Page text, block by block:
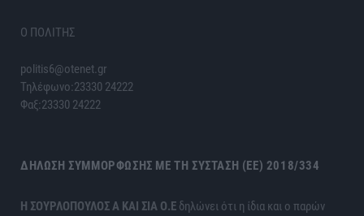
Ο ΠΟΛΙΤΗΣ
politis6@otenet.gr
Τηλέφωνο:23330 24222
Φαξ:23330 24222
ΔΉΛΩΣΗ ΣΥΜΜΌΡΦΩΣΗΣ ΜΕ ΤΗ ΣΎΣΤΑΣΗ (ΕΕ) 2018/334
H ΣΟΥΡΛΟΠΟΥΛΟΣ Α ΚΑΙ ΣΙΑ Ο.Ε δηλώνει ότι η ίδια και ο παρών